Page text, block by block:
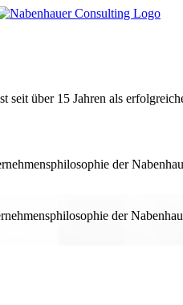
seit über 15 Jahren als
der
der